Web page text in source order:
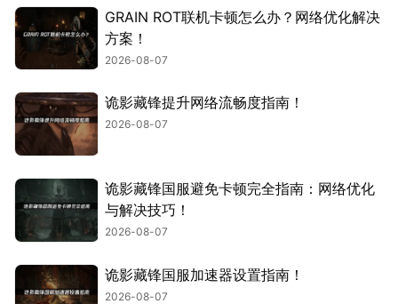
GRAIN ROT联机卡顿怎么办？网络优化解决
方案！
2026-08-07
诡影藏锋提升网络流畅度指南！
2026-08-07
诡影藏锋国服避免卡顿完全指南：网络优化
与解决技巧！
2026-08-07
诡影藏锋国服加速器设置指南！
2026-08-07